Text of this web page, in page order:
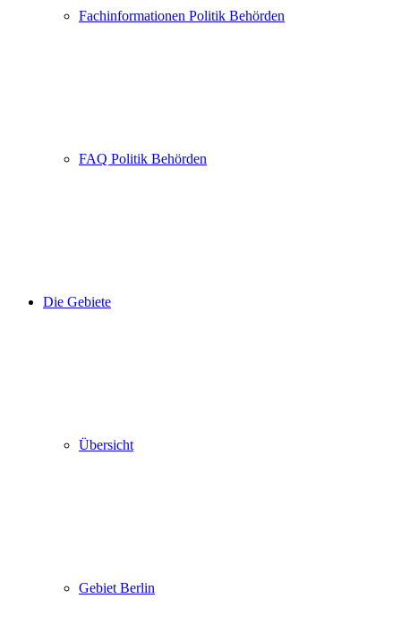
Fachinformationen Politik Behörden
FAQ Politik Behörden
Die Gebiete
Übersicht
Gebiet Berlin